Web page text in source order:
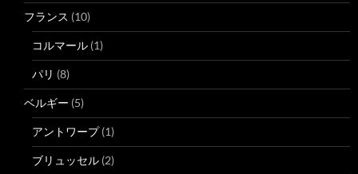
フランス (10)
コルマール (1)
パリ (8)
ベルギー (5)
アントワープ(1)
ブリュッセル (2)